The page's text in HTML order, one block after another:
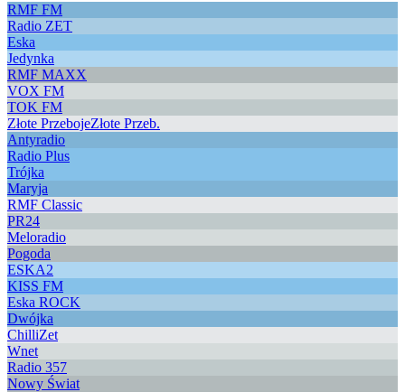
RMF FM
Radio ZET
Eska
Jedynka
RMF MAXX
VOX FM
TOK FM
Złote PrzebojeZłote Przeb.
Antyradio
Radio Plus
Trójka
Maryja
RMF Classic
PR24
Meloradio
Pogoda
ESKA2
KISS FM
Eska ROCK
Dwójka
ChilliZet
Wnet
Radio 357
Nowy Świat